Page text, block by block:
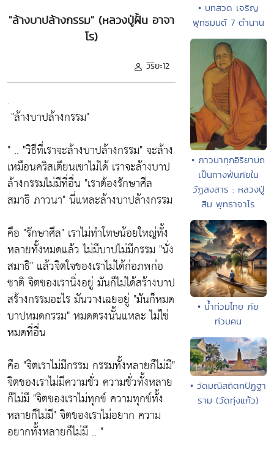
"ล้างบาปล้างกรรม" (หลวงปู่ฝั้น อาจา
โร)
วิริยะ12
.
"ล้างบาปล้างกรรม"
" .. "วิธีที่เราจะล้างบาปล้างกรรม"จะล้าง
เหมือนคริสเตียนเขาไม่ได้ เราจะล้างบาป
ล้างกรรมไม่มีที่อื่น "เราต้องรักษาศีล
สมาธิ ภาวนา"นี่แหละล้างบาปล้างกรรม
คือ "รักษาศีล" เราไม่ทำโทษน้อยใหญ่ทั้ง
หลายทั้งหมดแล้ว ไม่มีบาปไม่มีกรรม "นั่ง
สมาธิ" แล้วจิตใจของเราไม่ได้ก่อภพก่อ
ชาติ จิตของเรานิ่งอยู่ มันก็ไม่ได้สร้างบาป
สร้างกรรมอะไร มันวางเฉยอยู่ "มันก็หมด
บาปหมดกรรม"หมดตรงนั้นแหละ ไม่ใช่
หมดที่อื่น
คือ "จิตเราไม่มีกรรม กรรมทั้งหลายก็ไม่มี"
จิตของเราไม่มีความชั่ว ความชั่วทั้งหลาย
ก็ไม่มี "จิตของเราไม่ทุกข์ ความทุกข์ทั้ง
หลายก็ไม่มี"จิตของเราไม่อยาก ความ
อยากทั้งหลายก็ไม่มี .. "
• บทสวด เจริญ
พุทธมนต์ 7 ตำนาน
• ภาวนาทุกอิริยาบถ
เป็นทางพ้นภัยใน
วัฏสงสาร : หลวงปู่
สิม พุทธาจาโร
• น้ำท่วมไทย ภัย
ท่วมคน
• วัดมณีสถิตกปิฏฐา
ราม (วัดทุ่งแก้ว)